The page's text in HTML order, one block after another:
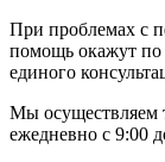
При проблемах с
помощь окажут по
единого
Мы осуществляем
ежедневно с 9:00